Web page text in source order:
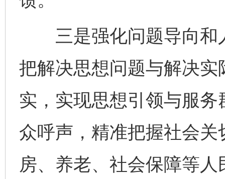
三是强化问题导向和
把解决思想问题与解决
实，实现思想引领与服
众呼声，精准把握社会
房、养老、社会保障等